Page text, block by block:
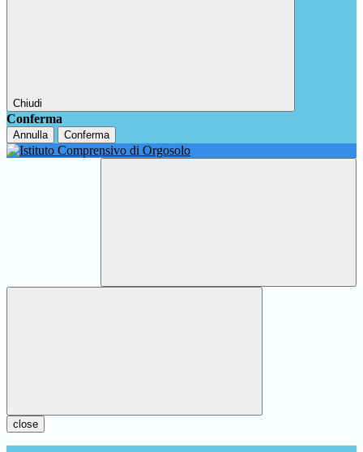
Chiudi
Conferma
Annulla Conferma
close